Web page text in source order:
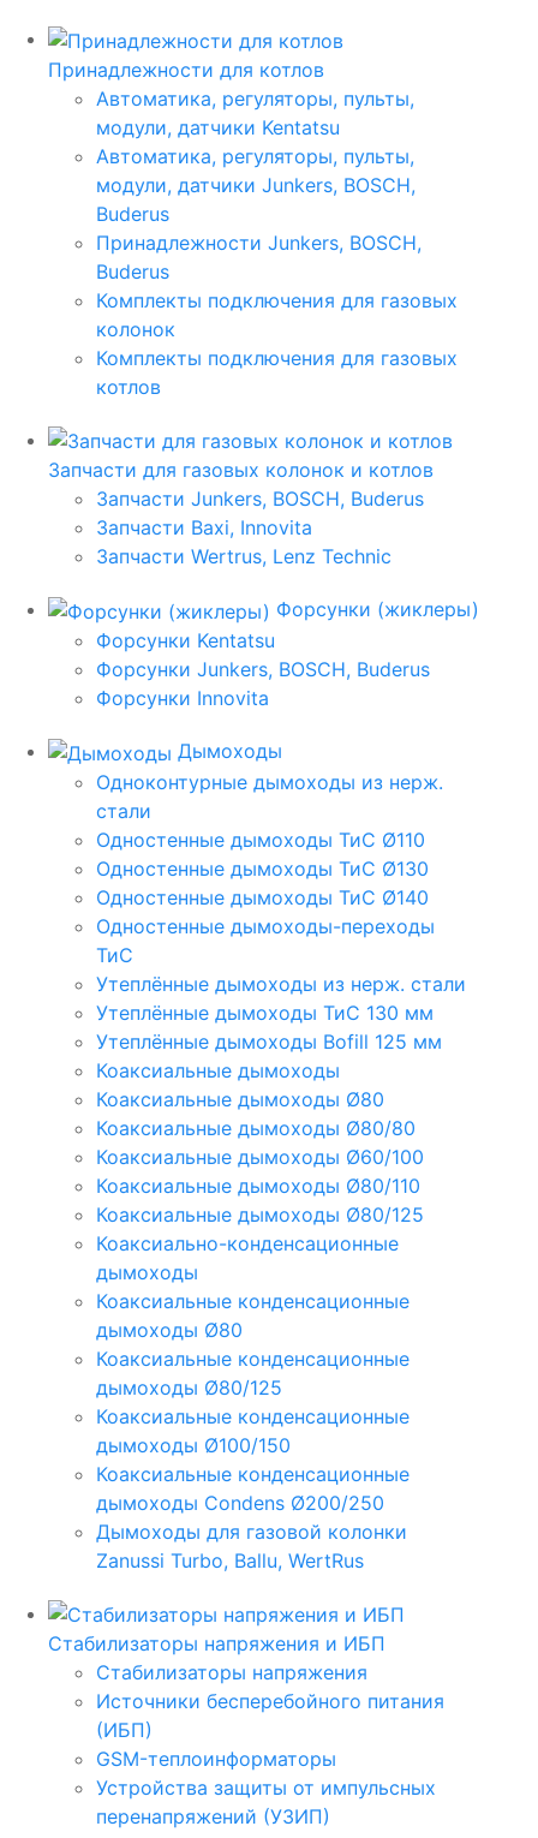
Принадлежности для котлов
Автоматика, регуляторы, пульты,
модули, датчики Kentatsu
Автоматика, регуляторы, пульты,
модули, датчики Junkers, BOSCH,
Buderus
Принадлежности Junkers, BOSCH,
Buderus
Комплекты подключения для газовых
колонок
Комплекты подключения для газовых
котлов
Запчасти для газовых колонок и котлов
Запчасти Junkers, BOSCH, Buderus
Запчасти Baxi, Innovita
Запчасти Wertrus, Lenz Technic
Форсунки (жиклеры)
Форсунки Kentatsu
Форсунки Junkers, BOSCH, Buderus
Форсунки Innovita
Дымоходы
Одноконтурные дымоходы из нерж.
стали
Одностенные дымоходы ТиС Ø110
Одностенные дымоходы ТиС Ø130
Одностенные дымоходы ТиС Ø140
Одностенные дымоходы-переходы
ТиС
Утеплённые дымоходы из нерж. стали
Утеплённые дымоходы ТиС 130 мм
Утеплённые дымоходы Bofill 125 мм
Коаксиальные дымоходы
Коаксиальные дымоходы Ø80
Коаксиальные дымоходы Ø80/80
Коаксиальные дымоходы Ø60/100
Коаксиальные дымоходы Ø80/110
Коаксиальные дымоходы Ø80/125
Коаксиально-конденсационные
дымоходы
Коаксиальные конденсационные
дымоходы Ø80
Коаксиальные конденсационные
дымоходы Ø80/125
Коаксиальные конденсационные
дымоходы Ø100/150
Коаксиальные конденсационные
дымоходы Condens Ø200/250
Дымоходы для газовой колонки
Zanussi Turbo, Ballu, WertRus
Стабилизаторы напряжения и ИБП
Стабилизаторы напряжения
Источники бесперебойного питания
(ИБП)
GSM-теплоинформаторы
Устройства защиты от импульсных
перенапряжений (УЗИП)